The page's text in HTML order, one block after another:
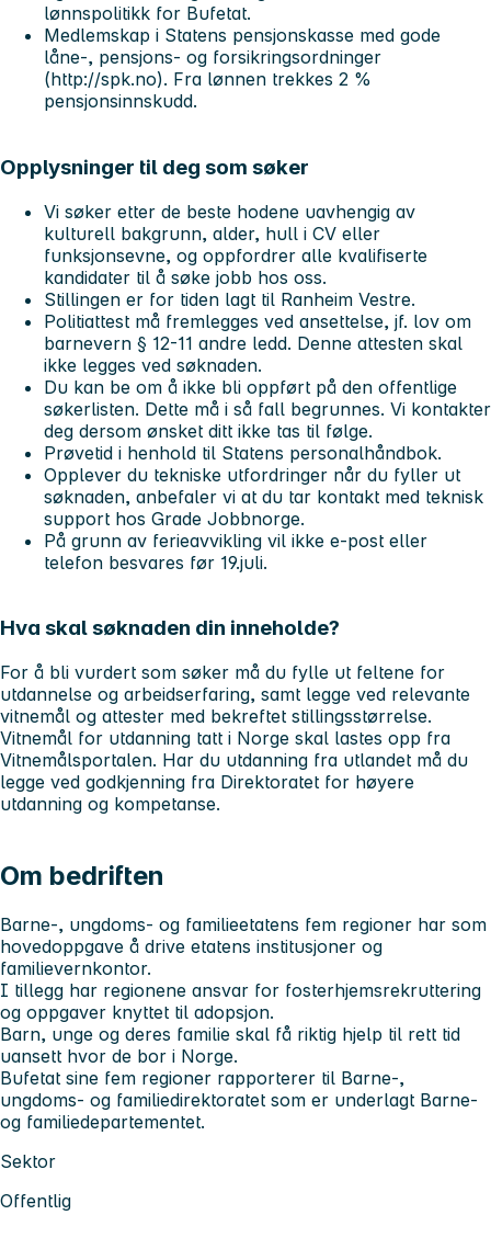
lønnspolitikk for Bufetat.
Medlemskap i Statens pensjonskasse med gode
låne-, pensjons- og forsikringsordninger
(http://spk.no). Fra lønnen trekkes 2 %
pensjonsinnskudd.
Opplysninger til deg som søker
Vi søker etter de beste hodene uavhengig av
kulturell bakgrunn, alder, hull i CV eller
funksjonsevne, og oppfordrer alle kvalifiserte
kandidater til å søke jobb hos oss.
Stillingen er for tiden lagt til Ranheim Vestre.
Politiattest må fremlegges ved ansettelse, jf. lov om
barnevern § 12-11 andre ledd. Denne attesten skal
ikke legges ved søknaden.
Du kan be om å ikke bli oppført på den offentlige
søkerlisten. Dette må i så fall begrunnes. Vi kontakter
deg dersom ønsket ditt ikke tas til følge.
Prøvetid i henhold til Statens personalhåndbok.
Opplever du tekniske utfordringer når du fyller ut
søknaden, anbefaler vi at du tar kontakt med teknisk
support hos Grade Jobbnorge.
På grunn av ferieavvikling vil ikke e-post eller
telefon besvares før 19.juli.
Hva skal søknaden din inneholde?
For å bli vurdert som søker må du fylle ut feltene for
utdannelse og arbeidserfaring, samt legge ved relevante
vitnemål og attester med bekreftet stillingsstørrelse.
Vitnemål for utdanning tatt i Norge skal lastes opp fra
Vitnemålsportalen. Har du utdanning fra utlandet må du
legge ved godkjenning fra Direktoratet for høyere
utdanning og kompetanse.
Om bedriften
Barne-, ungdoms- og familieetatens fem regioner har som
hovedoppgave å drive etatens institusjoner og
familievernkontor.
I tillegg har regionene ansvar for fosterhjemsrekruttering
og oppgaver knyttet til adopsjon.
Barn, unge og deres familie skal få riktig hjelp til rett tid
uansett hvor de bor i Norge.
Bufetat sine fem regioner​ rapporterer til Barne-,
ungdoms- og familiedirektoratet som er underlagt Barne-
og familiedepartementet.
Sektor
Offentlig